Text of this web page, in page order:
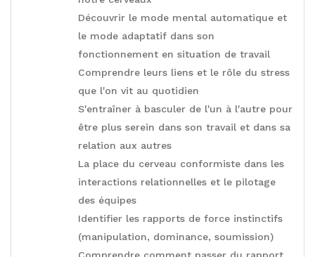
Découvrir le mode mental automatique et
le mode adaptatif dans son
fonctionnement en situation de travail
Comprendre leurs liens et le rôle du stress
que l'on vit au quotidien
S'entraîner à basculer de l'un à l'autre pour
être plus serein dans son travail et dans sa
relation aux autres
La place du cerveau conformiste dans les
interactions relationnelles et le pilotage
des équipes
Identifier les rapports de force instinctifs
(manipulation, dominance, soumission)
Comprendre comment passer du rapport